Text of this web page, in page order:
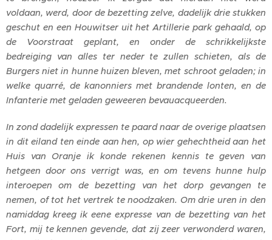
voldaan, werd, door de bezetting zelve, dadelijk drie stukken
geschut en een Houwitser uit het Artillerie park gehaald, op
de Voorstraat geplant, en onder de schrikkelijkste
bedreiging van alles ter neder te zullen schieten, als de
Burgers niet in hunne huizen bleven, met schroot geladen; in
welke quarré, de kanonniers met brandende lonten, en de
Infanterie met geladen geweeren bevauacqueerden.
In zond dadelijk expressen te paard naar de overige plaatsen
in dit eiland ten einde aan hen, op wier gehechtheid aan het
Huis van Oranje ik konde rekenen kennis te geven van
hetgeen door ons verrigt was, en om tevens hunne hulp
interoepen om de bezetting van het dorp gevangen te
nemen, of tot het vertrek te noodzaken. Om drie uren in den
namiddag kreeg ik eene expresse van de bezetting van het
Fort, mij te kennen gevende, dat zij zeer verwonderd waren,